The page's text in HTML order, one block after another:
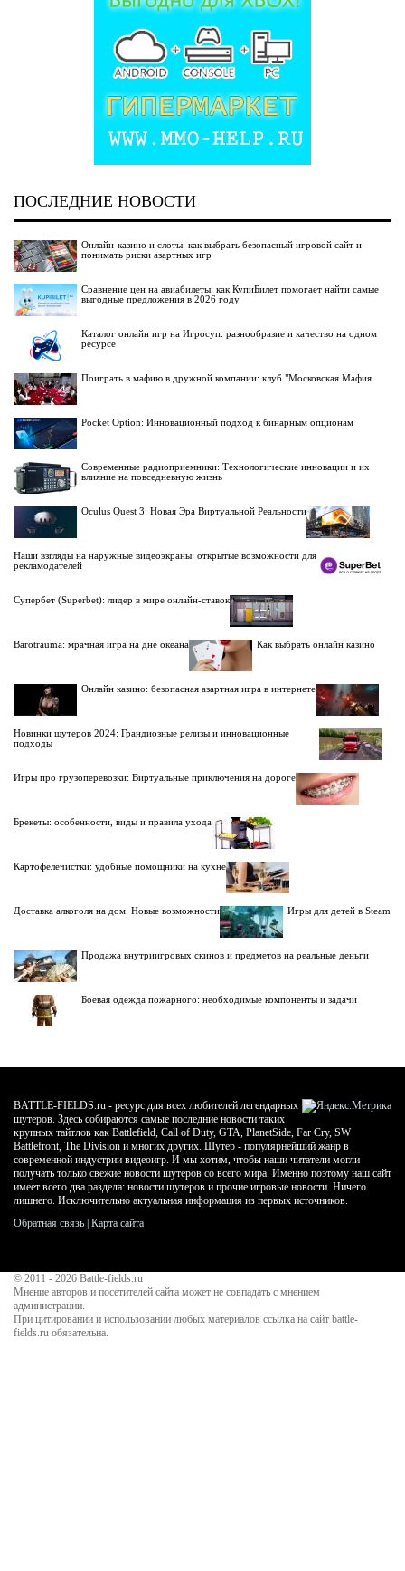
ПОСЛЕДНИЕ НОВОСТИ
Онлайн-казино и слоты: как выбрать безопасный игровой сайт и
понимать риски азартных игр
Сравнение цен на авиабилеты: как КупиБилет помогает найти самые
выгодные предложения в 2026 году
Каталог онлайн игр на Игросуп: разнообразие и качество на одном
ресурсе
Поиграть в мафию в дружной компании: клуб "Московская Мафия
Pocket Option: Инновационный подход к бинарным опционам
Современные радиоприемники: Технологические инновации и их
влияние на повседневную жизнь
Oculus Quest 3: Новая Эра Виртуальной Реальности
Наши взгляды на наружные видеоэкраны: открытые возможности для
рекламодателей
Супербет (Superbet): лидер в мире онлайн-ставок
Barotrauma: мрачная игра на дне океана Как выбрать онлайн казино
Онлайн казино: безопасная азартная игра в интернете
Новинки шутеров 2024: Грандиозные релизы и инновационные
подходы
Игры про грузоперевозки: Виртуальные приключения на дороге
Брекеты: особенности, виды и правила ухода
Картофелечистки: удобные помощники на кухне
Доставка алкоголя на дом. Новые возможности Игры для детей в Steam
Продажа внутриигровых скинов и предметов на реальные деньги
Боевая одежда пожарного: необходимые компоненты и задачи
BATTLE-FIELDS.ru - ресурс для всех любителей легендарных
шутеров. Здесь собираются самые последние новости таких
крупных тайтлов как Battlefield, Call of Duty, GTA, PlanetSide, Far Cry, SW
Battlefront, The Division и многих других. Шутер - популярнейший жанр в
современной индустрии видеоигр. И мы хотим, чтобы наши читатели могли
получать только свежие новости шутеров со всего мира. Именно поэтому наш сайт
имеет всего два раздела: новости шутеров и прочие игровые новости. Ничего
лишнего. Исключительно актуальная информация из первых источников.
Обратная связь Карта сайта
© 2011 - 2026 Battle-fields.ru
Мнение авторов и посетителей сайта может не совпадать с мнением
администрации.
При цитировании и использовании любых материалов ссылка на сайт battle-
fields.ru обязательна.